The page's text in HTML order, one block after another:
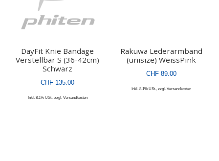
DayFit Knie Bandage
Verstellbar S (36-42cm)
Schwarz
CHF 135.00
Inkl. 8.1% USt., zzgl. Versandkosten
Rakuwa Lederarmband
(unisize) WeissPink
CHF 89.00
Inkl. 8.1% USt., zzgl. Versandkosten